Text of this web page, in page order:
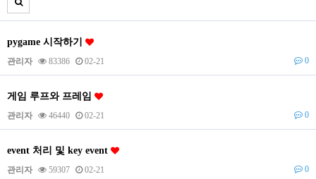
pygame 시작하기
관리자 83386 02-21 0
게임 루프와 프레임
관리자 46440 02-21 0
event 처리 및 key event
관리자 59307 02-21 0